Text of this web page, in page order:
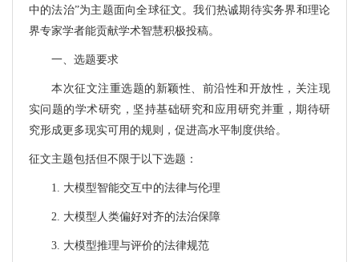
中的法治”为主题面向全球征文。我们热诚期待实务界和理论
界专家学者能贡献学术智慧积极投稿。
一、选题要求
本次征文注重选题的新颖性、前沿性和开放性，关注现
实问题的学术研究，坚持基础研究和应用研究并重，期待研
究形成更多现实可用的规则，促进高水平制度供给。
征文主题包括但不限于以下选题：
1. 大模型智能交互中的法律与伦理
2. 大模型人类偏好对齐的法治保障
3. 大模型推理与评价的法律规范